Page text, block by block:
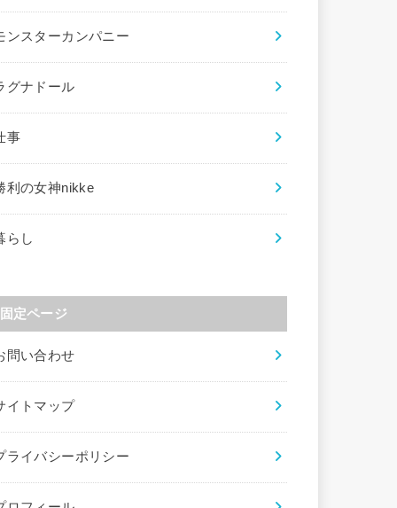
ンスターカンパニー
グナドール
事
利の女神nikke
らし
固定ページ
問い合わせ
イトマップ
ライバシーポリシー